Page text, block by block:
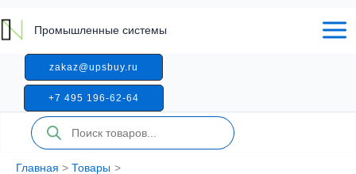
к
содержимому
Промышленные системы
zakaz@upsbuy.ru
+7 495 196-62-64
Поиск
товаров
Главная
Товары